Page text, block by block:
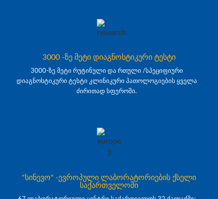
3000 -ზე მეტი დიაგნოსტიკური ტესტი
3000-ზე მეტი რუტინული და რთული /სპეციფიური
დიაგნოსტიკური ტესტი კლინიკური პათოლოგიების ყველა
ძირითად სფეროში.
"სინევო" -ევროპული ლაბორატორიების ქსელი
საქართველოში